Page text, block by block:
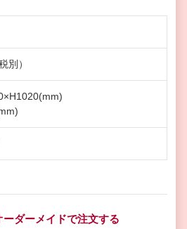
別）
ーダーメイドで注文する